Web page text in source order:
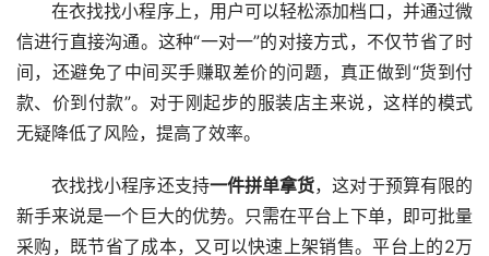
在衣找找小程序上，用户可以轻松添加档口，并通过微
信进行直接沟通。这种“一对一”的对接方式，不仅节省了时
间，还避免了中间买手赚取差价的问题，真正做到“货到付
款、价到付款”。对于刚起步的服装店主来说，这样的模式
无疑降低了风险，提高了效率。
衣找找小程序还支持一件拼单拿货，这对于预算有限的
新手来说是一个巨大的优势。只需在平台上下单，即可批量
采购，既节省了成本，又可以快速上架销售。平台上的2万